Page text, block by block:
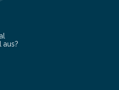
„Mit Hilfe digitaler
aus?